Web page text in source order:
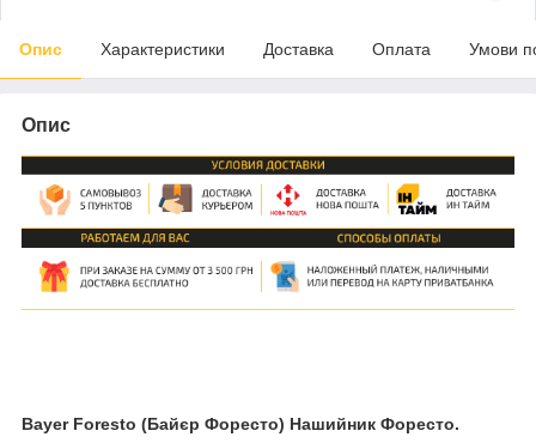
Опис Характеристики Доставка Оплата Умови
Опис
Bayer Foresto (Байєр Форесто) Нашийник Форесто.